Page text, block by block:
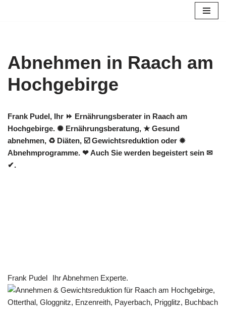
Abnehmen in Raach am
Hochgebirge
Frank Pudel, Ihr ⏩ Ernährungsberater in Raach am
Hochgebirge. ✺ Ernährungsberatung, ★ Gesund
abnehmen, ♻ Diäten, ☑️ Gewichtsreduktion oder ✹
Abnehmprogramme. ❤ Auch Sie werden begeistert sein ✉
✔.
Frank Pudel Ihr Abnehmen Experte.